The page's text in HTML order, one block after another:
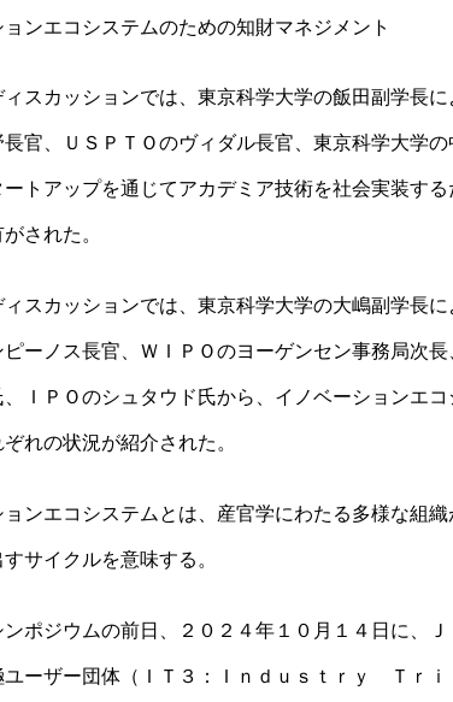
ョンエコシステムのための知財マネジメント
ィスカッションでは、東京科学大学の飯田副学長
官、ＵＳＰＴＯのヴィダル長官、東京科学大学
トアップを通じてアカデミア技術を社会実装す
された。
ィスカッションでは、東京科学大学の大嶋副学長
ーノス長官、ＷＩＰＯのヨーゲンセン事務局次
、ＩＰＯのシュタウド氏から、イノベーションエ
れの状況が紹介された。
ンエコシステムとは、産官学にわたる多様な組
サイクルを意味する。
ンポジウムの前日、２０２４年１０月１４日に、
ーザー団体（ＩＴ３：Ｉｎｄｕｓｔｒｙ Ｔｒｉ